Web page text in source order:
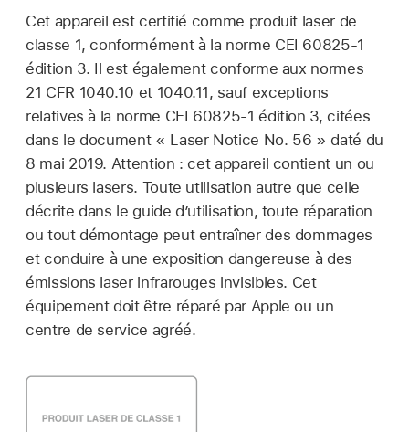
Cet appareil est certifié comme produit laser de
classe 1, conformément à la norme CEI 60825-1
édition 3. Il est également conforme aux normes
21 CFR 1040.10 et 1040.11, sauf exceptions
relatives à la norme CEI 60825-1 édition 3, citées
dans le document « Laser Notice No. 56 » daté du
8 mai 2019. Attention : cet appareil contient un ou
plusieurs lasers. Toute utilisation autre que celle
décrite dans le guide d’utilisation, toute réparation
ou tout démontage peut entraîner des dommages
et conduire à une exposition dangereuse à des
émissions laser infrarouges invisibles. Cet
équipement doit être réparé par Apple ou un
centre de service agréé.